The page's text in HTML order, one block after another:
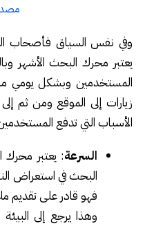
وفي نفس السياق فأصحاب
يعتبر محرك البحث الأشهر
المستخدمين وبشكل يومي
زيارات إلى الموقع ومن ثم
الأسباب التي تدفع
السرعة
البحث في استعراض
وهذا يرجع إلى البيئة